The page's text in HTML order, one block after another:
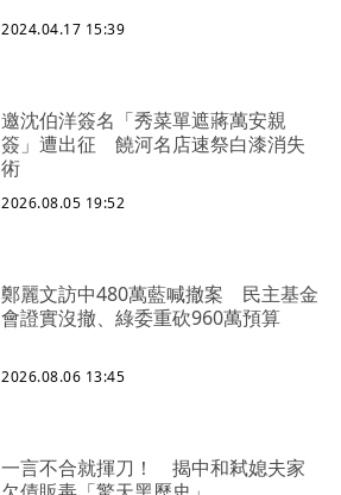
2024.04.17 15:39
邀沈伯洋簽名「秀菜單遮蔣萬安親
簽」遭出征 饒河名店速祭白漆消失
術
2026.08.05 19:52
鄭麗文訪中480萬藍喊撤案 民主基金
會證實沒撤、綠委重砍960萬預算
2026.08.06 13:45
一言不合就揮刀！ 揭中和弒媳夫家